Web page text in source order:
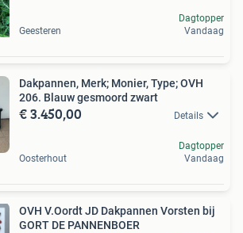
Geesteren
Dagtopper
Vandaag
Dakpannen, Merk; Monier, Type; OVH
206. Blauw gesmoord zwart
€ 3.450,00 Details
Oosterhout
Dagtopper
Vandaag
OVH V.Oordt JD Dakpannen Vorsten bij
GORT DE PANNENBOER